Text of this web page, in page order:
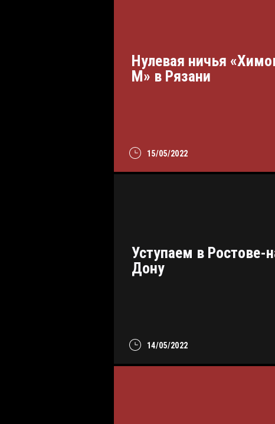
15/05/2022
Нулевая ничья
М» в Рязани
14/05/2022
Уступаем в Ростове-
Дону